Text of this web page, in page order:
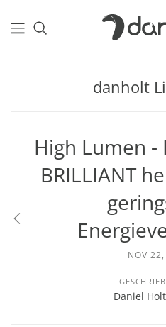
danholt
High Lumen -
BRILLIANT
NOV
Daniel